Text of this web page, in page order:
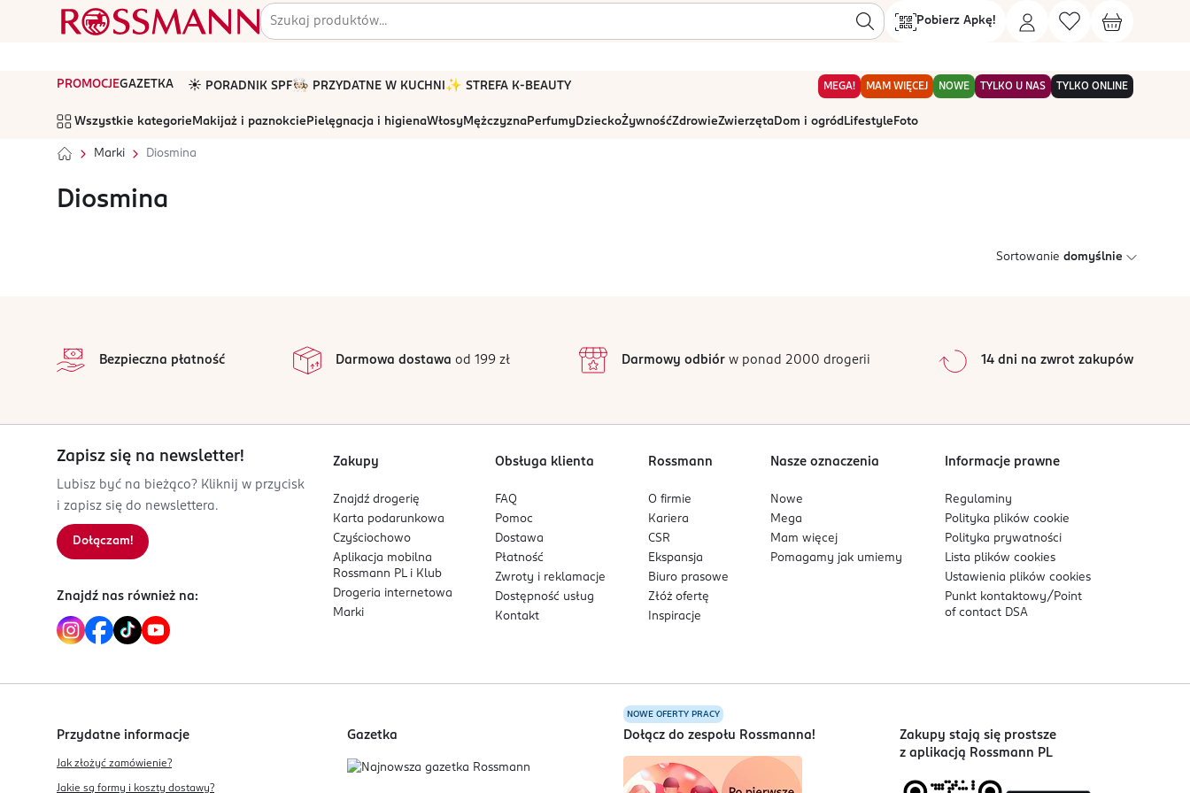
Pobierz Apkę!
PROMOCJEGAZETKA ☀️ PORADNIK SPF🧑🏻‍🍳 PRZYDATNE W KUCHNI ✨ STREFA K-BEAUTY MEGA! MAM WIĘCEJ NOWE TYLKO U NAS TYLKO ONLINE
Wszystkie kategorie Makijaż i paznokcie Pielęgnacja i higienaWłosyMężczyznaPerfumyDzieckoŻywnośćZdrowieZwierzętaDom i ogród Lifestyle Foto
Marki Diosmina
Diosmina
Sortowanie domyślnie
Bezpieczna płatność Darmowa dostawa od 199 zł Darmowy odbiórw ponad 2000 drogerii 14 dni na zwrot zakupów
Zapisz się na newsletter!
Lubisz być na bieżąco? Kliknij w przycisk
i zapisz się do newslettera.
Dołączam!
Znajdź nas również na:
Zakupy
Znajdź drogerię
Karta podarunkowa
Czyściochowo
Aplikacja mobilna
Rossmann PL i Klub
Drogeria internetowa
Marki
Obsługa klienta
FAQ
Pomoc
Dostawa
Płatność
Zwroty i reklamacje
Dostępność usług
Kontakt
Rossmann
O firmie
Kariera
CSR
Ekspansja
Biuro prasowe
Złóż ofertę
Inspiracje
Nasze oznaczenia
Nowe
Mega
Mam więcej
Pomagamy jak umiemy
Informacje prawne
Regulaminy
Polityka plikówcookie
Polityka prywatności
Lista plikówcookies
Ustawienia plikówcookies
Punkt kontaktowy/ Point
of contact DSA
Przydatne informacje
Jak złożyć zamówienie?
Jakie są formy i koszty dostawy?
Gazetka
NOWE OFERTY PRACY
Dołącz do zespołu Rossmanna!
Zakupy stają się prostsze
z aplikacją Rossmann PL